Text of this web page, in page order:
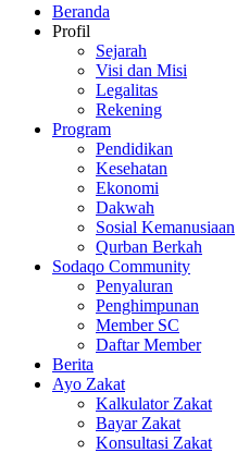
Beranda
Profil
Sejarah
Visi dan Misi
Legalitas
Rekening
Program
Pendidikan
Kesehatan
Ekonomi
Dakwah
Sosial Kemanusiaan
Qurban Berkah
Sodaqo Community
Penyaluran
Penghimpunan
Member SC
Daftar Member
Berita
Ayo Zakat
Kalkulator Zakat
Bayar Zakat
Konsultasi Zakat